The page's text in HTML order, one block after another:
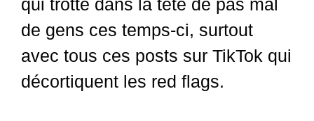
qui trotte dans la tête de pas mal
de gens ces temps-ci, surtout
avec tous ces posts sur TikTok qui
décortiquent les red flags.